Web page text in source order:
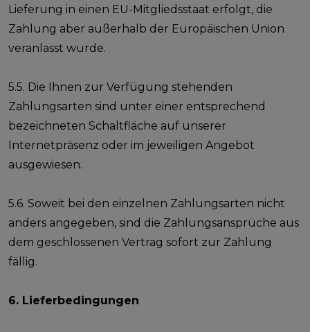
Lieferung in einen EU-Mitgliedsstaat erfolgt, die
Zahlung aber außerhalb der Europäischen Union
veranlasst wurde.
5.5. Die Ihnen zur Verfügung stehenden
Zahlungsarten sind unter einer entsprechend
bezeichneten Schaltfläche auf unserer
Internetpräsenz oder im jeweiligen Angebot
ausgewiesen.
5.6. Soweit bei den einzelnen Zahlungsarten nicht
anders angegeben, sind die Zahlungsansprüche aus
dem geschlossenen Vertrag sofort zur Zahlung
fällig.
6. Lieferbedingungen